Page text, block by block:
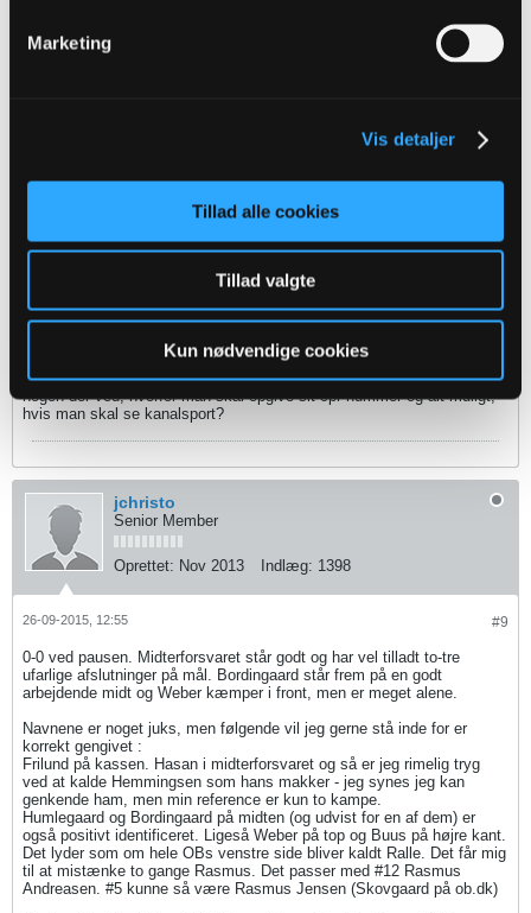
Marketing
Vis detaljer
Tillad alle cookies
Tillad valgte
Kun nødvendige cookies
#7
Efter udvisningen er Basler gået på venstre back, Andreasen er
Stillingen er fortsat 0-0 og Brøndby har ikke fået nævneværdigt
SU1978
Oprettet: Nov 2013 Indlæg: 4804
nogen der ved, hvorfor man skal opgive sit cpr nummer og alt muligt,
hvis man skal se kanalsport?
jchristo
Senior Member
Oprettet: Nov 2013 Indlæg: 1398
#9
26-09-2015, 12:55
0-0 ved pausen. Midterforsvaret står godt og har vel tilladt to-tre
ufarlige afslutninger på mål. Bordingaard står frem på en godt
arbejdende midt og Weber kæmper i front, men er meget alene.
Navnene er noget juks, men følgende vil jeg gerne stå inde for er
korrekt gengivet :
Frilund på kassen. Hasan i midterforsvaret og så er jeg rimelig tryg
ved at kalde Hemmingsen som hans makker - jeg synes jeg kan
genkende ham, men min reference er kun to kampe.
Humlegaard og Bordingaard på midten (og udvist for en af dem) er
også positivt identificeret. Ligeså Weber på top og Buus på højre kant.
Det lyder som om hele OBs venstre side bliver kaldt Ralle. Det får mig
til at mistænke to gange Rasmus. Det passer med #12 Rasmus
Andreasen. #5 kunne så være Rasmus Jensen (Skovgaard på ob.dk)